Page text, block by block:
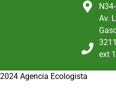
Av.
ext
2024 Agencia Ecologista